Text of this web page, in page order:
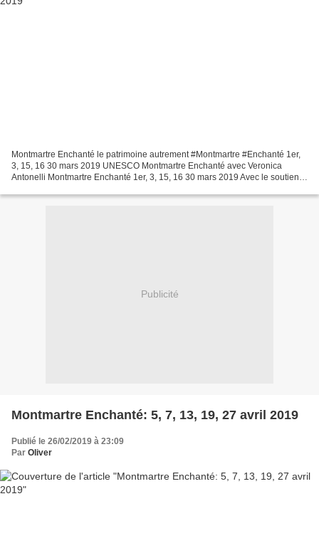
Montmartre Enchanté le patrimoine autrement #Montmartre #Enchanté 1er,
3, 15, 16 30 mars 2019 UNESCO Montmartre Enchanté avec Veronica
Antonelli Montmartre Enchanté 1er, 3, 15, 16 30 mars 2019 Avec le soutien
Publicité
Montmartre Enchanté: 5, 7, 13, 19, 27 avril 2019
Publié le 26/02/2019 à 23:09
Par Oliver